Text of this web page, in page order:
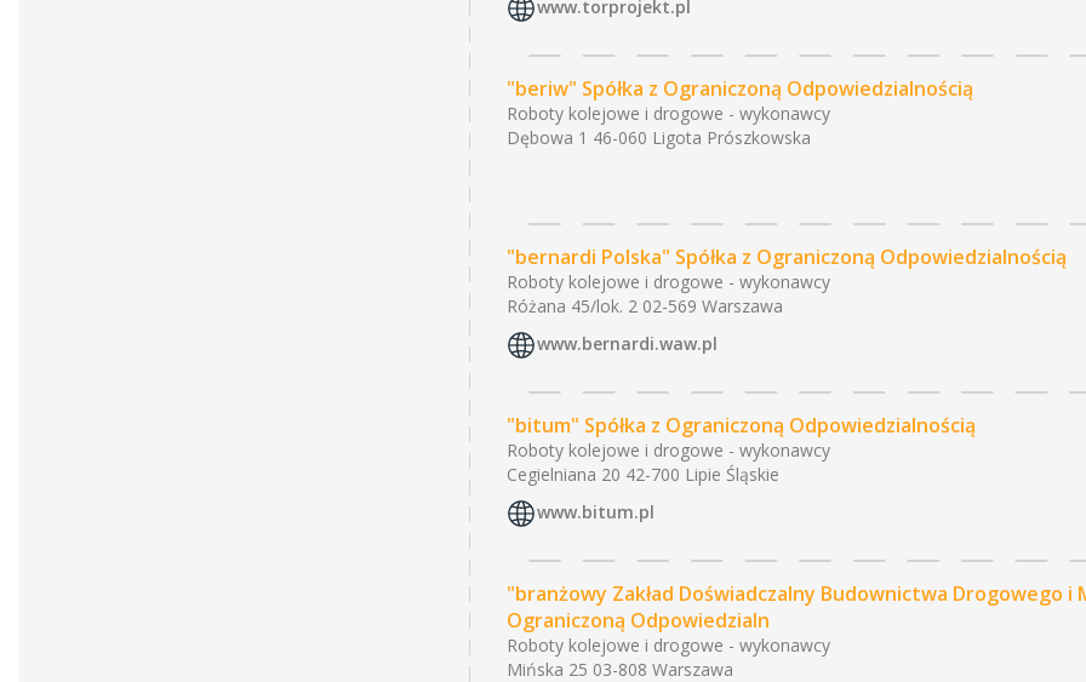
www.torprojekt.pl
"beriw" Spółka z Ograniczoną Odpowiedzialnością
Roboty kolejowe i drogowe - wykonawcy
Dębowa 1 46-060 Ligota Prószkowska
"bernardi Polska" Spółka z Ograniczoną Odpowiedzialnością
Roboty kolejowe i drogowe - wykonawcy
Różana 45/lok. 2 02-569 Warszawa
www.bernardi.waw.pl
"bitum" Spółka z Ograniczoną Odpowiedzialnością
Roboty kolejowe i drogowe - wykonawcy
Cegielniana 20 42-700 Lipie Śląskie
www.bitum.pl
"branżowy Zakład Doświadczalny Budownictwa Drogowego i
Ograniczoną Odpowiedzialn
Roboty kolejowe i drogowe - wykonawcy
Mińska 25 03-808 Warszawa